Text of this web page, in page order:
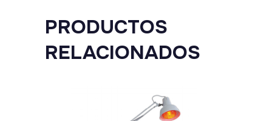
PRODUCTOS
RELACIONADOS